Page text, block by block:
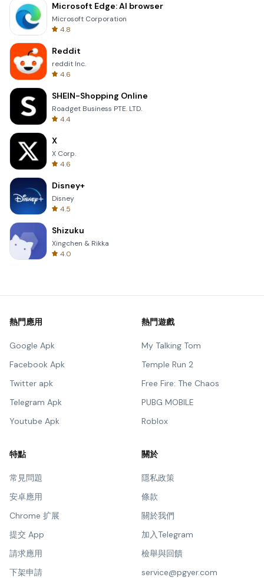
Microsoft Edge: AI browser
Microsoft Corporation
4.8
Reddit
reddit Inc.
4.6
SHEIN-Shopping Online
Roadget Business PTE. LTD.
4.4
X
X Corp.
4.6
Disney+
Disney
4.5
Shizuku
Xingchen & Rikka
4.0
熱門應用
Google Apk
Facebook Apk
Twitter apk
Telegram Apk
Youtube Apk
熱門遊戲
My Talking Tom
Temple Run 2
Free Fire: The Chaos
PUBG MOBILE
Roblox
特點
常見問題
安卓應用
Chrome 扩展
提交 App
請求應用
下架申請
關於
隱私政策
條款
關於我們
加入Telegram
檢舉與回饋
service@pgyer.com